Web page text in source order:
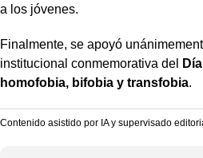
a los jóvenes.
Finalmente, se apoyó
institucional conmemorativa del
homofobia, bifobia y transfobia.
Contenido asistido por IA y supervisado